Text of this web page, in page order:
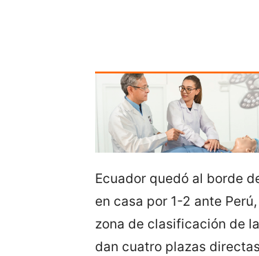
Ecuador quedó al borde
en casa por 1-2 ante
zona de clasificación de
dan cuatro plazas